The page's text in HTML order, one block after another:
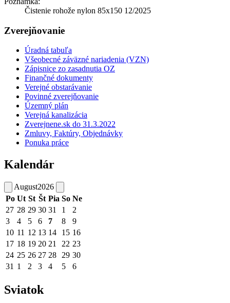
Čistenie rohože nylon 85x150 12/2025
Zverejňovanie
Úradná tabuľa
Všeobecné záväzné nariadenia (VZN)
Zápisnice zo zasadnutia OZ
Finančné dokumenty
Verejné obstarávanie
Povinné zverejňovanie
Územný plán
Verejná kanalizácia
Zverejnene.sk do 31.3.2022
Zmluvy, Faktúry, Objednávky
Ponuka práce
Kalendár
August2026
Po Ut St Št Pia So Ne
27 28 29 30 31 1
2
3
4 5 6 7 8
9
10 11 12 13 14 15 16
17 18 19 20 21 22 23
24 25 26 27 28 29 30
31 1 2 3 4 5 6
Sviatok